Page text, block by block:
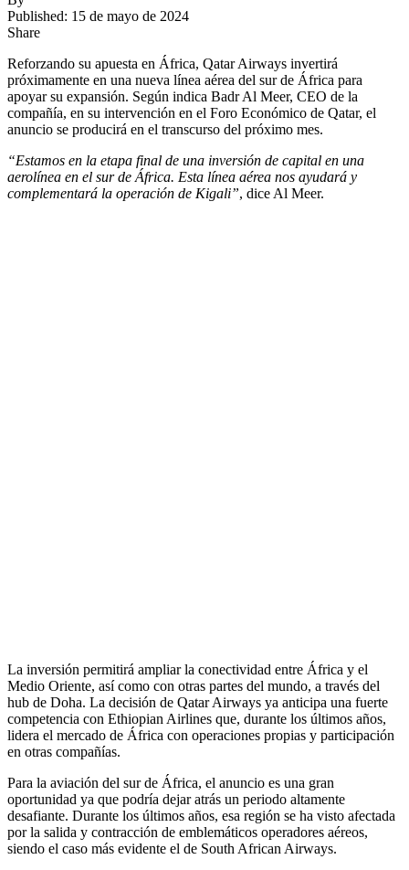
Published: 15 de mayo de 2024
Share
Reforzando su apuesta en África, Qatar Airways invertirá
próximamente en una nueva línea aérea del sur de África para
apoyar su expansión. Según indica Badr Al Meer, CEO de la
compañía, en su intervención en el Foro Económico de Qatar, el
anuncio se producirá en el transcurso del próximo mes.
“Estamos en la etapa final de una inversión de capital en una
aerolínea en el sur de África. Esta línea aérea nos ayudará y
complementará la operación de Kigali”, dice Al Meer.
La inversión permitirá ampliar la conectividad entre África y el
Medio Oriente, así como con otras partes del mundo, a través del
hub de Doha. La decisión de Qatar Airways ya anticipa una fuerte
competencia con Ethiopian Airlines que, durante los últimos años,
lidera el mercado de África con operaciones propias y participación
en otras compañías.
Para la aviación del sur de África, el anuncio es una gran
oportunidad ya que podría dejar atrás un periodo altamente
desafiante. Durante los últimos años, esa región se ha visto afectada
por la salida y contracción de emblemáticos operadores aéreos,
siendo el caso más evidente el de South African Airways.